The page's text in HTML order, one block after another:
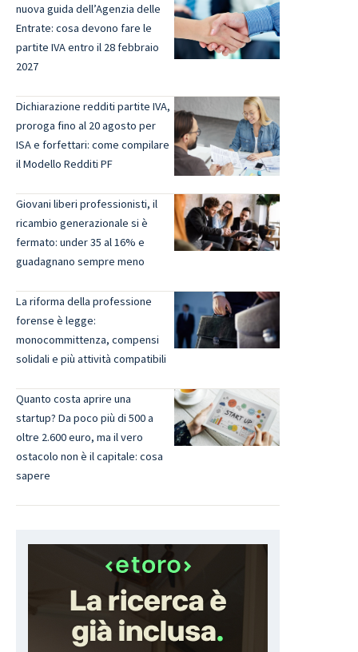
nuova guida dell’Agenzia delle
Entrate: cosa devono fare le
partite IVA entro il 28 febbraio
2027
Dichiarazione redditi partite IVA,
proroga fino al 20 agosto per
ISA e forfettari: come compilare
il Modello Redditi PF
Giovani liberi professionisti, il
ricambio generazionale si è
fermato: under 35 al 16% e
guadagnano sempre meno
La riforma della professione
forense è legge:
monocommittenza, compensi
solidali e più attività compatibili
Quanto costa aprire una
startup? Da poco più di 500 a
oltre 2.600 euro, ma il vero
ostacolo non è il capitale: cosa
sapere